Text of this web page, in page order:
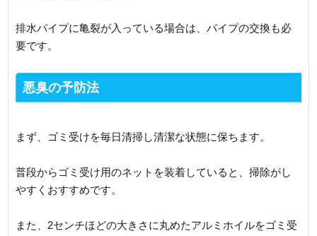
排水パイプに亀裂が入っている場合は、パイプの交換も必
要です。
悪臭の予防法
まず、ゴミ受けを毎日清掃し清潔な状態に保ちます。
普段からゴミ受け用のネットを装着していると、掃除がし
やすくおすすめです。
また、2センチほどの大きさに丸めたアルミホイルをゴミ受